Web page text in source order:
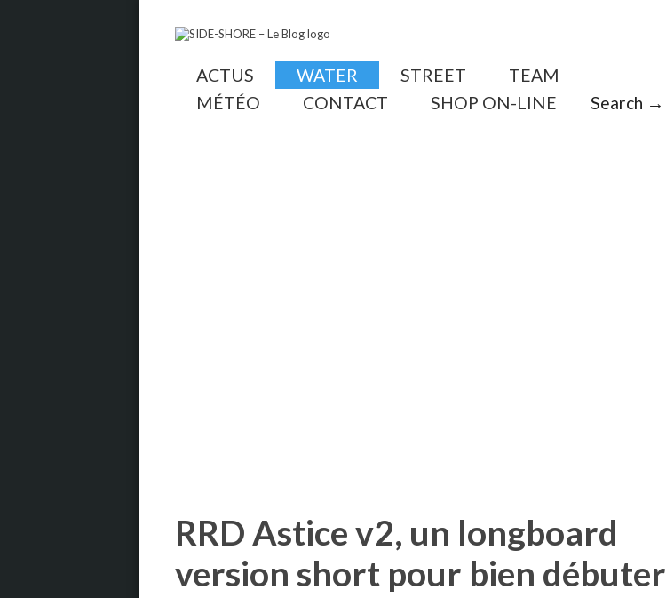
ACTUS WATER STREET
TEAM
MÉTÉO
CONTACT SHOP ON-LINE Search →
RRD Astice v2, un longboard
version short pour bien débuter